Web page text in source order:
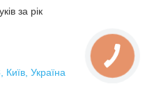
за рік
Україна